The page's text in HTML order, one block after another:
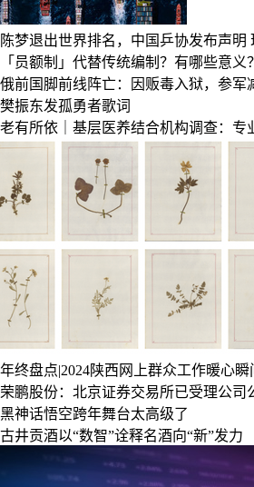
陈梦退出世界排名，中国乒协发布声明
「员额制」代替传统编制？有哪些意义？
俄前国脚前线阵亡：因贩毒入狱，参军
樊振东发孤勇者歌词
老有所依｜基层医养结合机构调查：
年终盘点|2024陕西网上群众工作暖心瞬
荣鹏股份：北京证券交易所已受理公司
黑神话悟空跨年舞台太高级了
古井贡酒以“数智”诠释名酒向“新”发力